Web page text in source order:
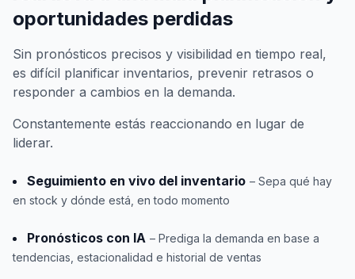
oportunidades perdidas
Sin pronósticos precisos y visibilidad en tiempo real,
es difícil planificar inventarios, prevenir retrasos o
responder a cambios en la demanda.
Constantemente estás reaccionando en lugar de
liderar.
Seguimiento en vivo del inventario – Sepa qué hay
en stock y dónde está, en todo momento
Pronósticos con IA – Prediga la demanda en base a
tendencias, estacionalidad e historial de ventas